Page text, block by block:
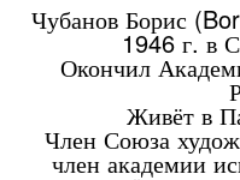
Чубанов Борис
1946 г. в
Окончил
Живёт в
Член Союза
член академии